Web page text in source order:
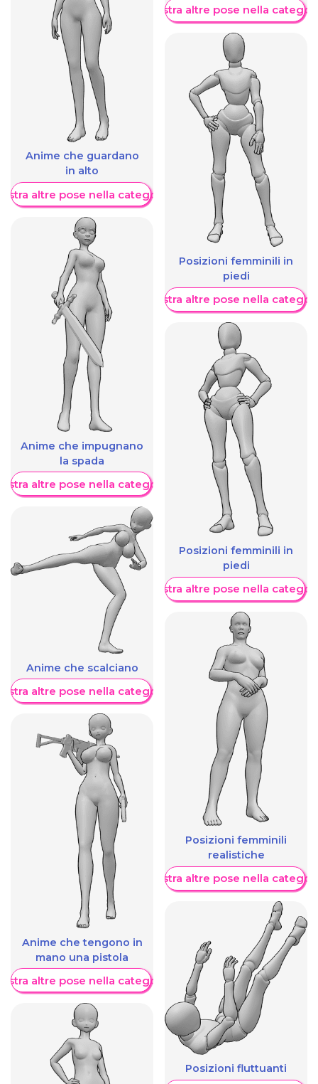
Anime che guardano
in alto
altre pose nella categoria
Anime che impugnano
la spada
altre pose nella categoria
Anime che scalciano
altre pose nella categoria
Anime che tengono in
mano una pistola
altre pose nella categoria
Mostra altre pose nella
Posizioni femminili in
piedi
Mostra altre pose nella
Posizioni femminili in
piedi
Mostra altre pose nella
Posizioni femminili
realistiche
Mostra altre pose nella
Posizioni fluttuanti